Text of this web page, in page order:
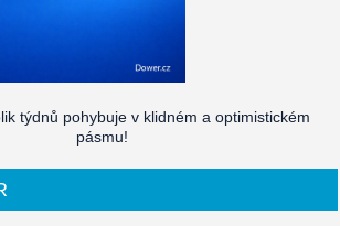
týdnů pohybuje v klidném a optimistickém
pásmu!